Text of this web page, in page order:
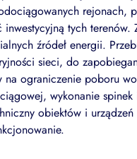
rejonach,
inwestycyjną tych
źródeł energii.
sieci, do
na ograniczenie poboru
wykonanie
obiektów i